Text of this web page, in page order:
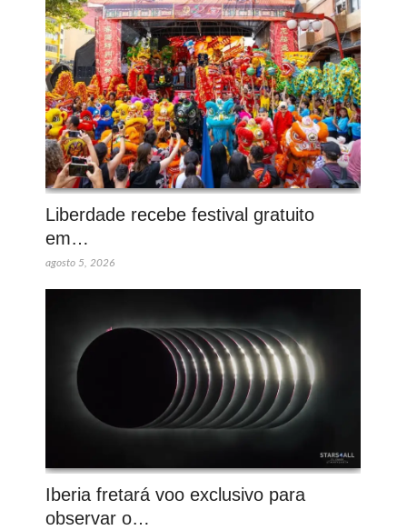
Liberdade recebe festival gratuito
em…
agosto 5, 2026
Iberia fretará voo exclusivo para
observar o…